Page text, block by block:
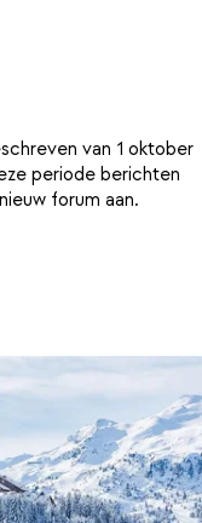
van 1 oktober
periode berichten
forum aan.